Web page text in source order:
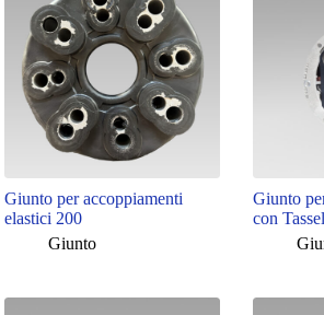
Giunto per accoppiamenti
elastici 200
Giunto
Giunto
con